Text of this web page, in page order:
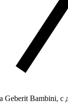
Geberit Bambini, с